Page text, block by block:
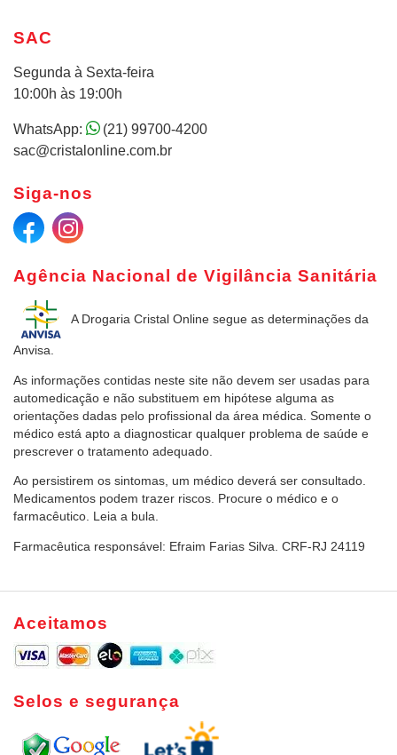
Agência Nacional de Vigilância Sanitária
A Drogaria Cristal Online segue as determinações da
Anvisa.
As informações contidas neste site não devem ser usadas para
automedicação e não substituem em hipótese alguma as
orientações dadas pelo profissional da área médica. Somente o
médico está apto a diagnosticar qualquer problema de saúde e
prescrever o tratamento adequado.
Ao persistirem os sintomas, um médico deverá ser consultado.
Medicamentos podem trazer riscos. Procure o médico e o
farmacêutico. Leia a bula.
Farmacêutica responsável: Efraim Farias Silva. CRF-RJ 24119
SAC
Segunda à Sexta-feira
10:00h às 19:00h
WhatsApp:
(21) 99700-4200
sac@cristalonline.com.br
Siga-nos
Aceitamos
Selos e segurança